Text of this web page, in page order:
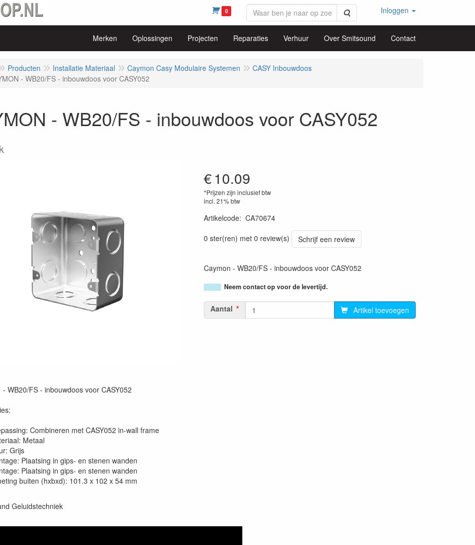
0 Zoeken Inloggen
Merken Oplossingen Projecten Reparaties Verhuur Over Smitsound Contact
Producten Installatie Materiaal Caymon Casy Modulaire Systemen
CASY Inbouwdoos
- WB20/FS - inbouwdoos voor CASY052
- WB20/FS - inbouwdoos voor CASY052
€10.09
*Prijzen zijn inclusief btw
incl. 21% btw
Artikelcode: CA70674
0 ster(ren) met 0 review(s)
Schrijf een review
Caymon - WB20/FS - inbouwdoos voor CASY052
Neem contact op voor de levertijd.
Aantal Artikel toevoegen
WB20/FS - inbouwdoos voor CASY052
Combineren met CASY052 in-wall frame
Metaal
Grijs
Plaatsing in gips- en stenen wanden
Plaatsing in gips- en stenen wanden
buiten (hxbxd): 101.3 x 102 x 54 mm
Geluidstechniek